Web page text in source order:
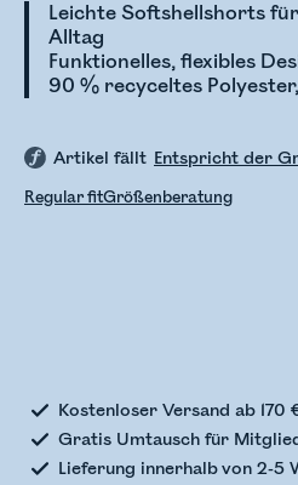
Leichte Softshellshorts
Alltag
Funktionelles, flexibles
90 % recyceltes
Artikel fällt Entspricht der
Regular fitGrößenberatung
Kostenloser Versand ab 170
Gratis Umtausch für
Lieferung innerhalb von 2-5